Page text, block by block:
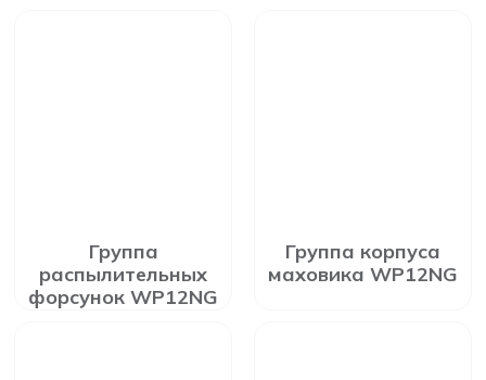
Группа
распылительных
форсунок WP12NG
Группа корпуса
маховика WP12NG